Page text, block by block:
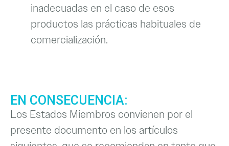
inadecuadas en el caso de esos
productos las prácticas habituales de
comercialización.
EN CONSECUENCIA:
Los Estados Miembros convienen por el
presente documento en los artículos